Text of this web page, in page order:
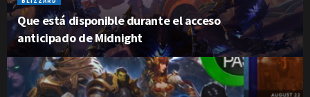
Que está disponible durante el acceso
anticipado de Midnight